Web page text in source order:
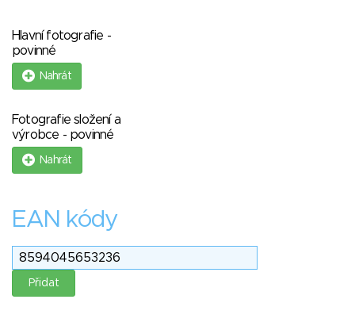
Hlavní fotografie -
povinné
Nahrát
Fotografie složení a
výrobce - povinné
Nahrát
EAN kódy